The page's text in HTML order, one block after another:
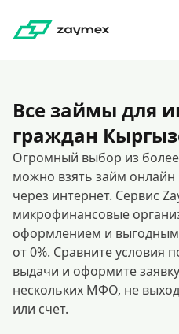
Все займы для
граждан
Огромный выбор из
можно взять займ онлайн
через интернет. Сервис
микрофинансовые
оформлением и
от 0%. Сравните условия
выдачи и оформите
нескольких МФО, не
или счет.